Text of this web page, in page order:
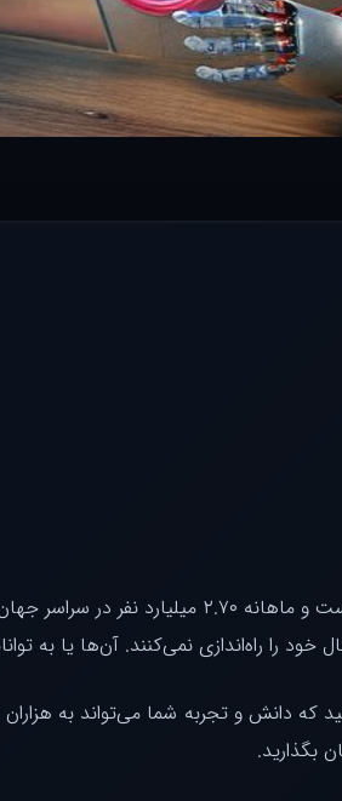
خود را راه‌اندازی نمی‌کنند. آن‌ها یا به
که دانش و تجربه شما می‌تواند به
بگذارید.